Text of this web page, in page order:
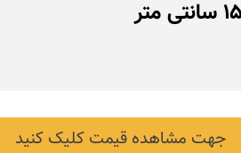
جهت مشاهده قیمت کلیک کنید